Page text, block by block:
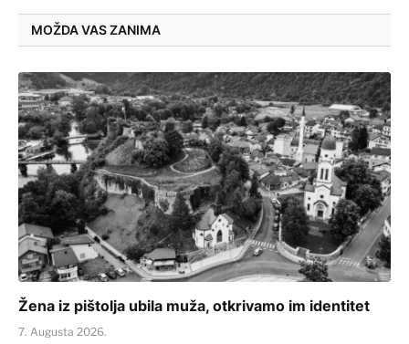
MOŽDA VAS ZANIMA
Žena iz pištolja ubila muža, otkrivamo im identitet
7. Augusta 2026.